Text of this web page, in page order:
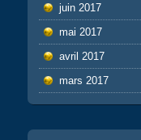
juin 2017
mai 2017
avril 2017
mars 2017